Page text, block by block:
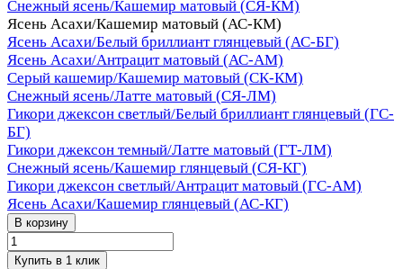
Снежный ясень/Кашемир матовый (СЯ-КМ)
Ясень Асахи/Кашемир матовый (АС-КМ)
Ясень Асахи/Белый бриллиант глянцевый (АС-БГ)
Ясень Асахи/Антрацит матовый (АС-АМ)
Серый кашемир/Кашемир матовый (СК-КМ)
Снежный ясень/Латте матовый (СЯ-ЛМ)
Гикори джексон светлый/Белый бриллиант глянцевый (ГС-
БГ)
Гикори джексон темный/Латте матовый (ГТ-ЛМ)
Снежный ясень/Кашемир глянцевый (СЯ-КГ)
Гикори джексон светлый/Антрацит матовый (ГС-АМ)
Ясень Асахи/Кашемир глянцевый (АС-КГ)
В корзину
Купить в 1 клик